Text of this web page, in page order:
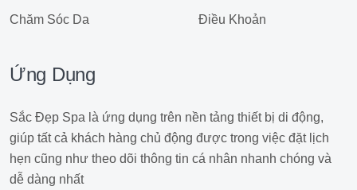
Chăm Sóc Da Điều Khoản
Ứng Dụng
Sắc Đẹp Spa là ứng dụng trên nền tảng thiết bị di động,
giúp tất cả khách hàng chủ động được trong việc đặt lịch
hẹn cũng như theo dõi thông tin cá nhân nhanh chóng và
dễ dàng nhất